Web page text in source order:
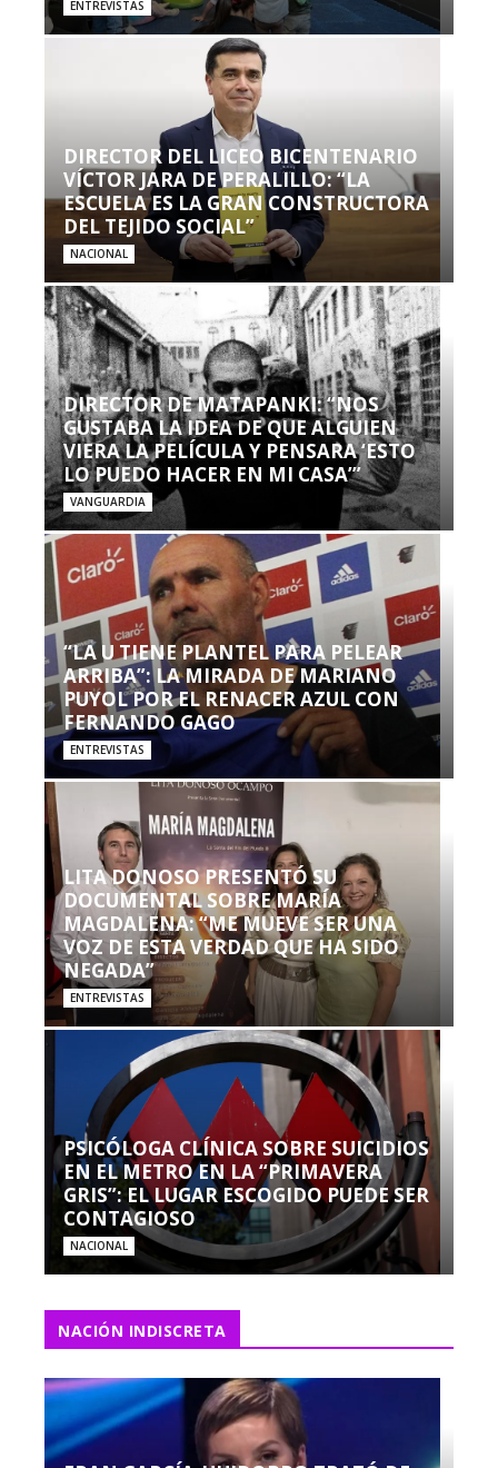
ENTREVISTAS
DIRECTOR DEL LICEO BICENTENARIO
VÍCTOR JARA DE PERALILLO: “LA
ESCUELA ES LA GRAN CONSTRUCTORA
DEL TEJIDO SOCIAL”
NACIONAL
DIRECTOR DE MATAPANKI: “NOS
GUSTABA LA IDEA DE QUE ALGUIEN
VIERA LA PELÍCULA Y PENSARA ‘ESTO
LO PUEDO HACER EN MI CASA’”
VANGUARDIA
“LA U TIENE PLANTEL PARA PELEAR
ARRIBA”: LA MIRADA DE MARIANO
PUYOL POR EL RENACER AZUL CON
FERNANDO GAGO
ENTREVISTAS
LITA DONOSO PRESENTÓ SU
DOCUMENTAL SOBRE MARÍA
MAGDALENA: “ME MUEVE SER UNA
VOZ DE ESTA VERDAD QUE HA SIDO
NEGADA”
ENTREVISTAS
PSICÓLOGA CLÍNICA SOBRE SUICIDIOS
EN EL METRO EN LA “PRIMAVERA
GRIS”: EL LUGAR ESCOGIDO PUEDE SER
CONTAGIOSO
NACIONAL
NACIÓN INDISCRETA